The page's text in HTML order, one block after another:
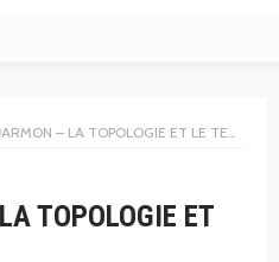
– LA TOPOLOGIE ET LE TEMPS
TOPOLOGIE ET